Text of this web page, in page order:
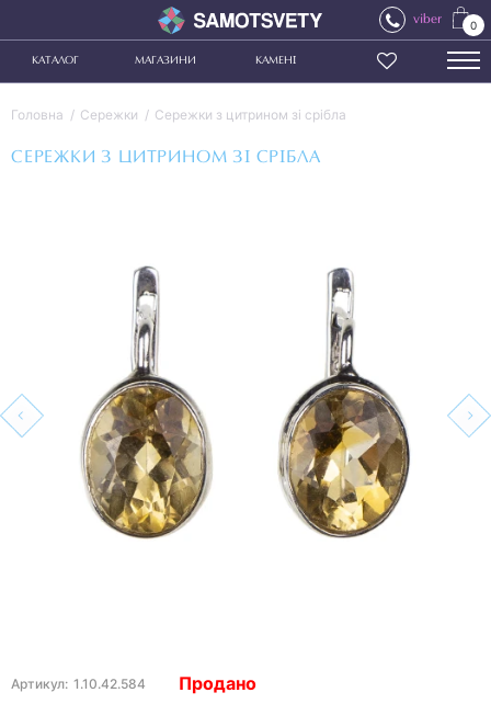
viber 0
КАТАЛОГ МАГАЗИНИ КАМЕНІ
Головна Сережки Сережки з цитрином зі срібла
СЕРЕЖКИ З ЦИТРИНОМ ЗІ СРІБЛА
Артикул: 1.10.42.584 Продано